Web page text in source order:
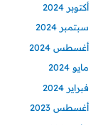
أكتوبر 2024
سبتمبر 2024
أغسطس 2024
مايو 2024
فبراير 2024
أغسطس 2023